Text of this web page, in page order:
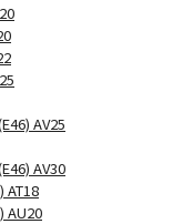
AV25
AV30
AT18
AU20